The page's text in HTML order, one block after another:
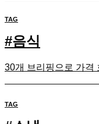
TAG
#음식
30개 브리핑으로 가격
TAG